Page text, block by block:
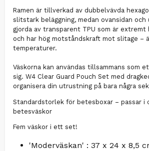
Ramen är tillverkad av dubbelvävda
slitstark beläggning, medan ovansidan och
gjorda av transparent TPU som är
och har hög motståndskraft mot slitage –
temperaturer.
Väskorna kan användas tillsammans som
sig. W4 Clear Guard Pouch Set med
organisera din utrustning på bara några
Standardstorlek för betesboxar – passar i
betesväskor
Fem väskor i ett set!
'Moderväskan' : 37 x 24 x 8,5